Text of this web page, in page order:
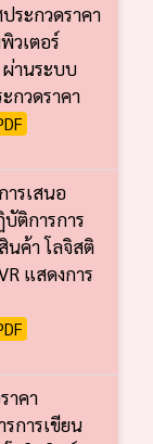
ระกวดราคา
เตอร์
ผ่านระบบ
กวดราคา
ารเสนอ
ติการการ
นค้า โลจิสติ
แสดงการ
าคา
การเขียน